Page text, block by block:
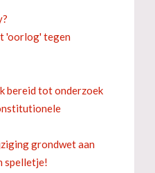
'oorlog' tegen
bereid tot onderzoek
grondwet aan
spelletje!